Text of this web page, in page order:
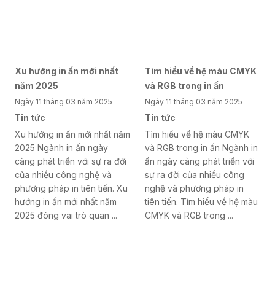
Xu hướng in ấn mới nhất
năm 2025
Ngày 11 tháng 03 năm 2025
Tin tức
Xu hướng in ấn mới nhất năm
2025 Ngành in ấn ngày
càng phát triển với sự ra đời
của nhiều công nghệ và
phương pháp in tiên tiến. Xu
hướng in ấn mới nhất năm
2025 đóng vai trò quan ...
Tìm hiểu về hệ màu CMYK
và RGB trong in ấn
Ngày 11 tháng 03 năm 2025
Tin tức
Tìm hiểu về hệ màu CMYK
và RGB trong in ấn Ngành in
ấn ngày càng phát triển với
sự ra đời của nhiều công
nghệ và phương pháp in
tiên tiến. Tìm hiểu về hệ màu
CMYK và RGB trong ...